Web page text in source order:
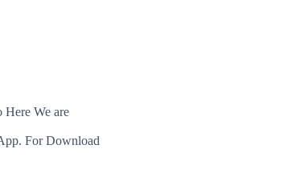
We are
For Download